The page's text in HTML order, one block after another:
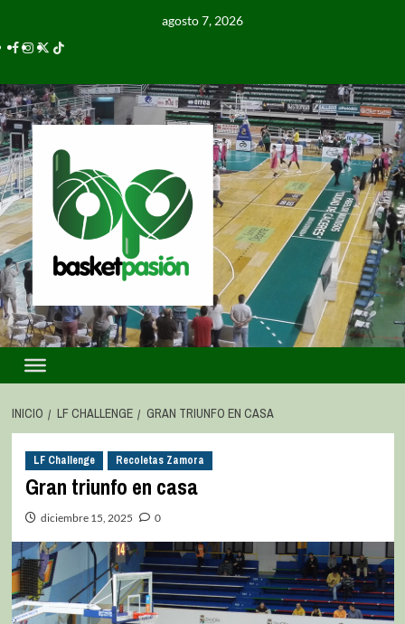
agosto 7, 2026
INICIO LF CHALLENGE GRAN TRIUNFO EN CASA
LF Challenge Recoletas Zamora
Gran triunfo en casa
diciembre 15, 2025 0